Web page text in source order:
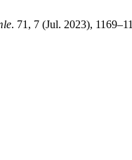
. 71, 7 (Jul. 2023),